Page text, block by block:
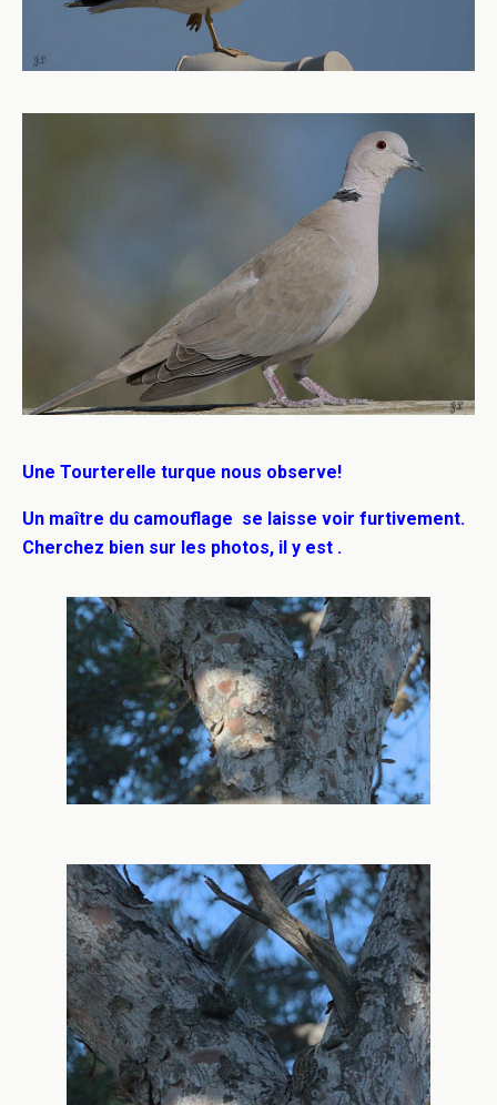
Une Tourterelle turque nous observe!
Un maître du camouflage se laisse voir furtivement.
Cherchez bien sur les photos, il y est .